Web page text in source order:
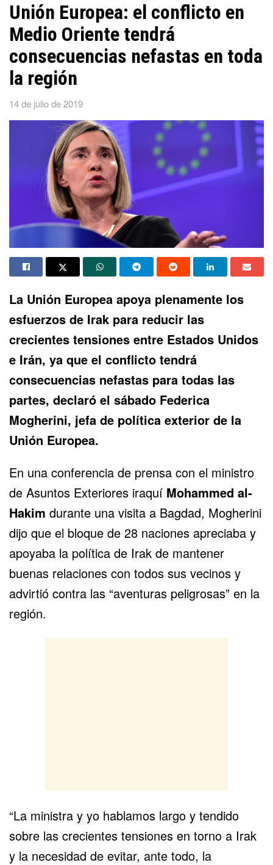
Unión Europea: el conflicto en
Medio Oriente tendrá
consecuencias nefastas en toda
la región
14 de julio de 2019
La Unión Europea apoya plenamente los
esfuerzos de Irak para reducir las
crecientes tensiones entre Estados Unidos
e Irán, ya que el conflicto tendrá
consecuencias nefastas para todas las
partes, declaró el sábado Federica
Mogherini, jefa de política exterior de la
Unión Europea.
En una conferencia de prensa con el ministro
de Asuntos Exteriores iraquí Mohammed al-
Hakim durante una visita a Bagdad, Mogherini
dijo que el bloque de 28 naciones apreciaba y
apoyaba la política de Irak de mantener
buenas relaciones con todos sus vecinos y
advirtió contra las “aventuras peligrosas” en la
región.
“La ministra y yo hablamos largo y tendido
sobre las crecientes tensiones en torno a Irak
y la necesidad de evitar, ante todo, la